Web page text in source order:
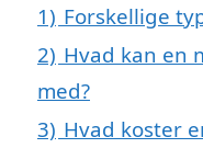
1) Forskellige
2) Hvad kan en
med?
3) Hvad koster